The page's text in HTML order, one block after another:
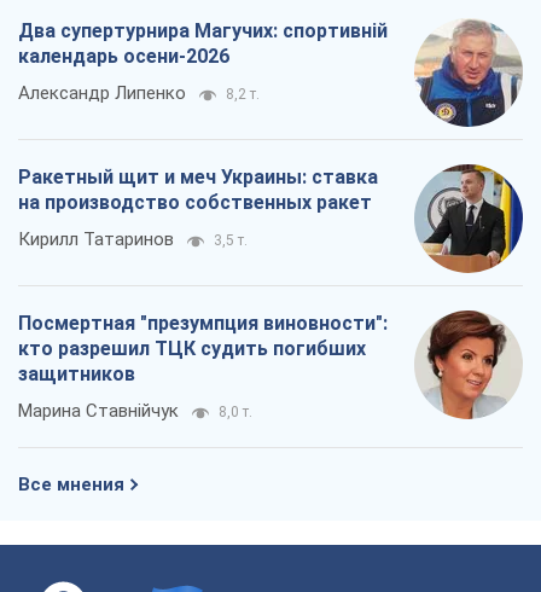
Два супертурнира Магучих: спортивній
календарь осени-2026
Александр Липенко 8,2 т.
Ракетный щит и меч Украины: ставка
на производство собственных ракет
Кирилл Татаринов 3,5 т.
Посмертная "презумпция виновности":
кто разрешил ТЦК судить погибших
защитников
Марина Ставнійчук 8,0 т.
Все мнения